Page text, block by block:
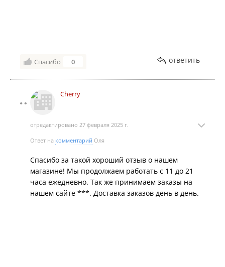
Спасибо 0 ответить
Cherry
отредактировано 27 февраля 2025 г.
Ответ на комментарий Оля
Спасибо за такой хороший отзыв о нашем
магазине! Мы продолжаем работать с 11 до 21
часа ежедневно. Так же принимаем заказы на
нашем сайте ***. Доставка заказов день в день.